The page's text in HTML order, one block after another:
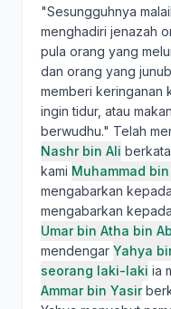
"Sesungguhnya
menghadiri jenazah
pula orang yang
dan orang yang
memberi keringanan
ingin tidur, atau
berwudhu." Telah
Nashr bin Ali
kami Muhammad
mengabarkan
mengabarkan
Umar bin Atha bin
mendengar Yahya
seorang laki-laki ia
Ammar bin Yasir